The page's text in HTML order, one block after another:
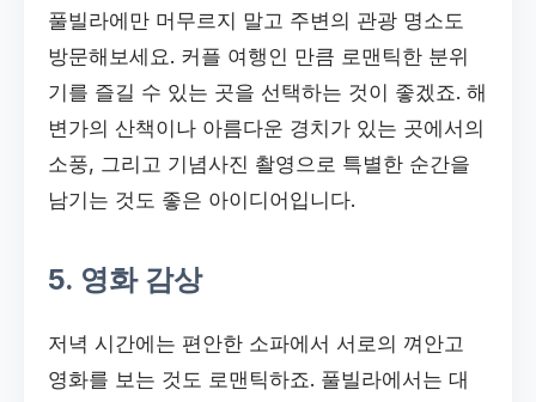
풀빌라에만 머무르지 말고 주변의 관광 명소도
방문해보세요. 커플 여행인 만큼 로맨틱한 분위
기를 즐길 수 있는 곳을 선택하는 것이 좋겠죠. 해
변가의 산책이나 아름다운 경치가 있는 곳에서의
소풍, 그리고 기념사진 촬영으로 특별한 순간을
남기는 것도 좋은 아이디어입니다.
5. 영화 감상
저녁 시간에는 편안한 소파에서 서로의 껴안고
영화를 보는 것도 로맨틱하죠. 풀빌라에서는 대